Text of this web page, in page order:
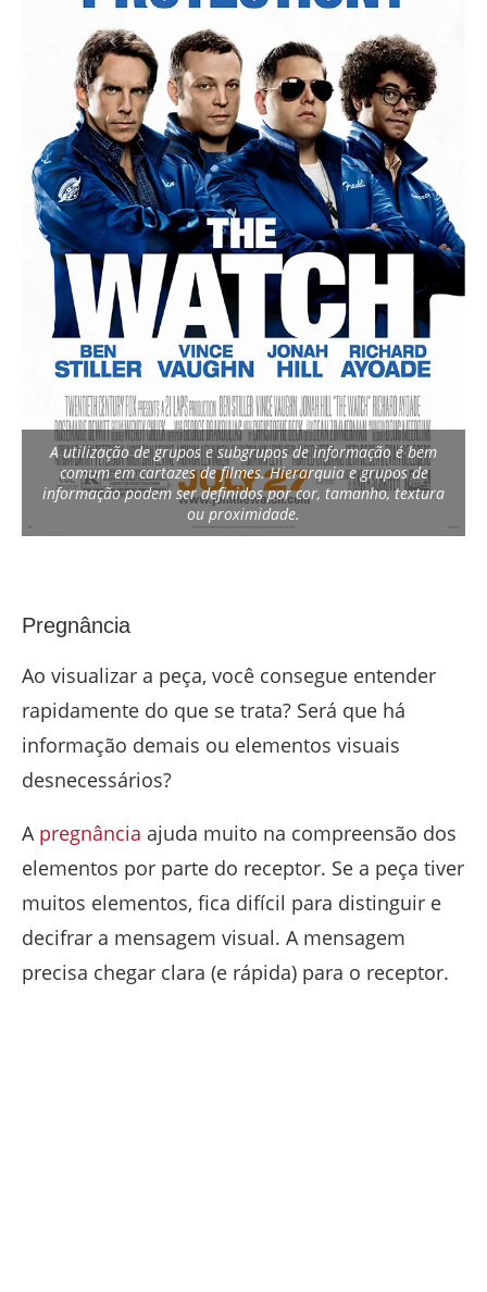
A utilização de grupos e subgrupos de informação é bem
comum em cartazes de filmes. Hierarquia e grupos de
informação podem ser definidos por cor, tamanho, textura
ou proximidade.
Pregnância
Ao visualizar a peça, você consegue entender
rapidamente do que se trata? Será que há
informação demais ou elementos visuais
desnecessários?
A pregnância ajuda muito na compreensão dos
elementos por parte do receptor. Se a peça tiver
muitos elementos, fica difícil para distinguir e
decifrar a mensagem visual. A mensagem
precisa chegar clara (e rápida) para o receptor.